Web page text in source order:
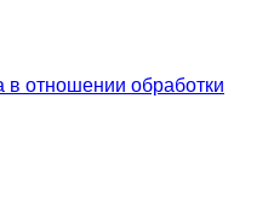
в отношении обработки